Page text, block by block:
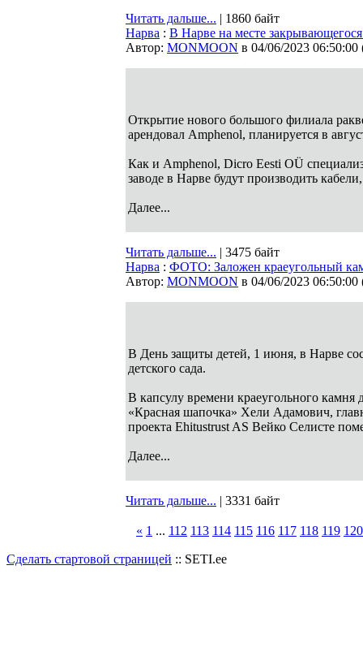
Читать дальше... | 1860 байт
Нарва : В Нарве на месте закрывающегося
Автор: MONMOON в 04/06/2023 06:50:00
Открытие нового большого филиала
арендовал Amphenol, планируется в
Как и Amphenol, Dicro Eesti OÜ
заводе в Нарве будут производить
Далее...
Читать дальше... | 3475 байт
Нарва : ФОТО: Заложен краеугольный
Автор: MONMOON в 04/06/2023 06:50:00
В День защиты детей, 1 июня, в Нарве
детского сада.
В капсулу времени краеугольного камня
«Красная шапочка» Хели Адамович,
проекта Ehitustrust AS Вейко Селисте
Далее...
Читать дальше... | 3331 байт
« 1 ... 112 113 114 115 116 117 118 119 120
Сделать стартовой страницей :: SETI.ee